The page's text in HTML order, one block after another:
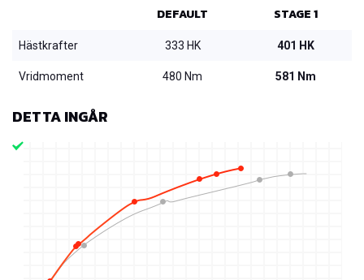
DEFAULT STAGE 1
Hästkrafter 333 HK 401 HK
Vridmoment 480 Nm 581 Nm
DETTA INGÅR